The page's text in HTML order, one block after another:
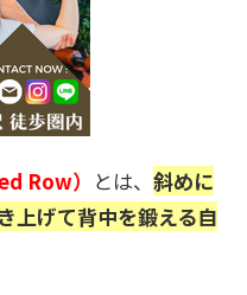
Row） とは、 斜めに
上げて背中を鍛える自